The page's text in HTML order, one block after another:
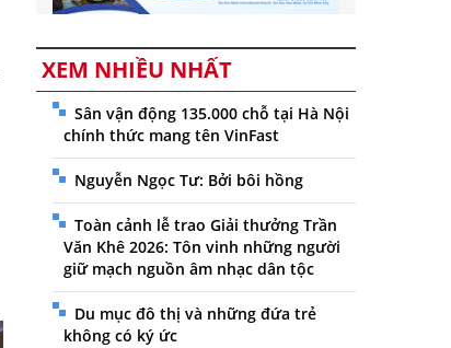
XEM NHIỀU NHẤT
Sân vận động 135.000 chỗ tại Hà Nội
chính thức mang tên VinFast
Nguyễn Ngọc Tư: Bởi bôi hồng
Toàn cảnh lễ trao Giải thưởng Trần
Văn Khê 2026: Tôn vinh những người
giữ mạch nguồn âm nhạc dân tộc
Du mục đô thị và những đứa trẻ
không có ký ức